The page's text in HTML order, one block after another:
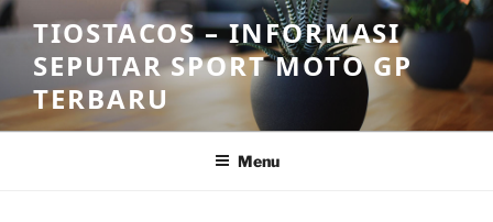
Skip
to
content
TIOSTACOS – INFORMASI
SEPUTAR SPORT MOTO GP
TERBARU
Menu